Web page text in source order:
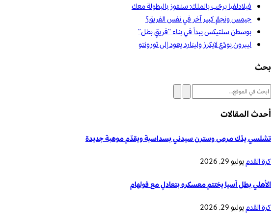
فيلادلفيا يرحّب بالملك: سنفوز بالبطولة معك
جيمس ونجمٌ كبير آخر في نفس الفريق؟
بوسطن سلتيكس يبدأ في بناء “فريقٍ بطل”
ليبرون يودّع لايكرز ولينارد يعود إلى تورونتو
بحث
أحدث المقالات
تشلسي يدّك مرمى وسترن سيدني بسداسية ويقدّم موهبة جديدة
كرة القدميوليو 29, 2026
الأهلي بطل آسيا يختتم معسكره بتعادلٍ مع فولهام
كرة القدميوليو 29, 2026